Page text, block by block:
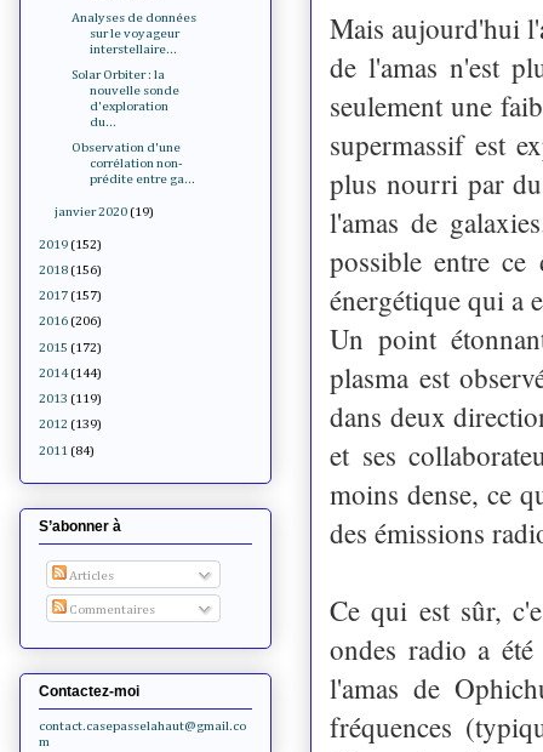
Mais aujourd'hui
de l'amas n'est
seulement une
supermassif est
plus nourri par
l'amas de
possible entre ce
énergétique qui a
Un point
plasma est
dans deux
et ses
moins dense, ce
des émissions
Ce qui est sûr,
ondes radio a
l'amas de
fréquences
Analyses de données
sur le voyageur
interstellaire...
Solar Orbiter : la
nouvelle sonde
d'exploration
du...
Observation d'une
corrélation non-
prédite entre ga...
janvier 2020 (19)
2019 (152)
2018 (156)
2017 (157)
2016 (206)
2015 (172)
2014 (144)
2013 (119)
2012 (139)
2011 (84)
S’abonner à
Articles
Commentaires
Contactez-moi
contact.casepasselahaut@gmail.co
m